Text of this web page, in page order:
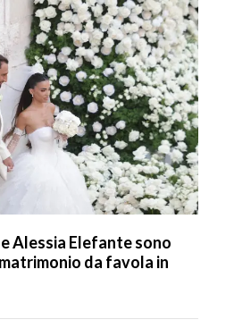
Alessia Elefante sono
da favola in